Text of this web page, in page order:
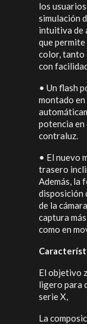
los
simulación
intuitiva de
que
color, tanto
con
• Un flash
montado
potencia en
contraluz.
• El nuevo
trasero
Además, la
disposición
de la
captura
como en
El objetivo
ligero para
serie X,
La